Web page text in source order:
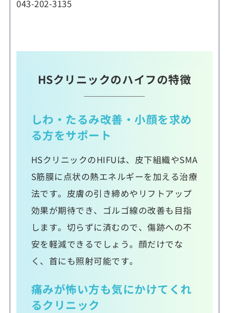
043-202-3135
HSクリニックのハイフの特徴
しわ・たるみ改善・小顔を求め
る方をサポート
HSクリニックのHIFUは、皮下組織やSMA
S筋膜に点状の熱エネルギーを加える治療
法です。皮膚の引き締めやリフトアップ
効果が期待でき、ゴルゴ線の改善も目指
します。切らずに済むので、傷跡への不
安を軽減できるでしょう。顔だけでな
く、首にも照射可能です。
痛みが怖い方も気にかけてくれ
るクリニック